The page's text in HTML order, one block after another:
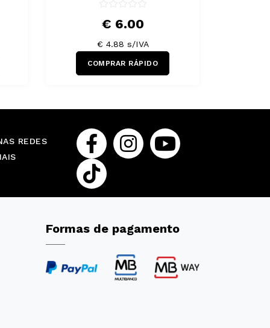
€ 6.00
€ 4.88 s/IVA
COMPRAR RÁPIDO
REDES
Formas de pagamento